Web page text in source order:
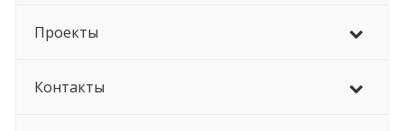
Проекты
Контакты